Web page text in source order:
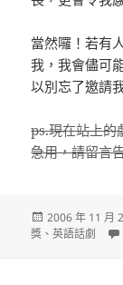
當然囉！若有
我，我會儘可
以別忘了邀請
ps.現在站上的
急用，請留言
發
佈
2006 年 11 月
獎 、英語話劇